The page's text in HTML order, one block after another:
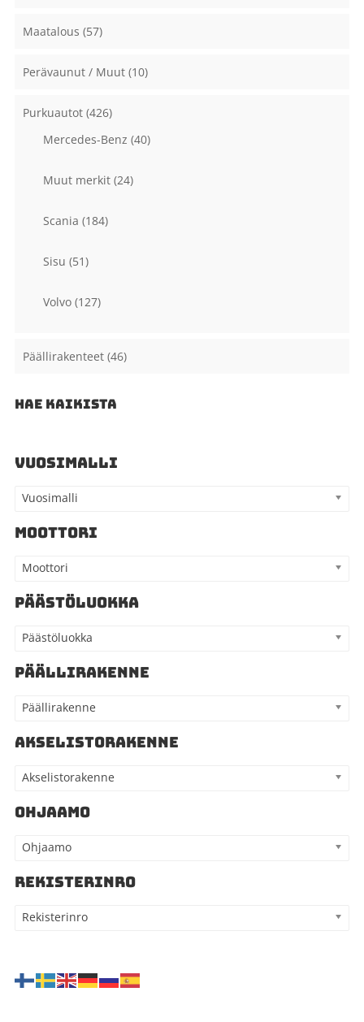
Maatalous (57)
Perävaunut / Muut (10)
Purkuautot (426)
Mercedes-Benz (40)
Muut merkit (24)
Scania (184)
Sisu (51)
Volvo (127)
Päällirakenteet (46)
HAE KAIKISTA
VUOSIMALLI
Vuosimalli
MOOTTORI
Moottori
PÄÄSTÖLUOKKA
Päästöluokka
PÄÄLLIRAKENNE
Päällirakenne
AKSELISTORAKENNE
Akselistorakenne
OHJAAMO
Ohjaamo
REKISTERINRO
Rekisterinro